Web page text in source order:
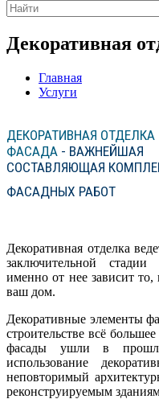
Декоративная
Главная
Услуги
ДЕКОРАТИВНАЯ ОТДЕЛКА
ФАСАДА - ВАЖНЕЙШАЯ
СОСТАВЛЯЮЩАЯ
ФАСАДНЫХ РАБОТ
Декоративная отделка
заключительной стадии
именно от нее зависит то,
ваш дом.
Декоративные элементы
строительстве всё
фасады ушли в
использование
неповторимый
реконструируемым